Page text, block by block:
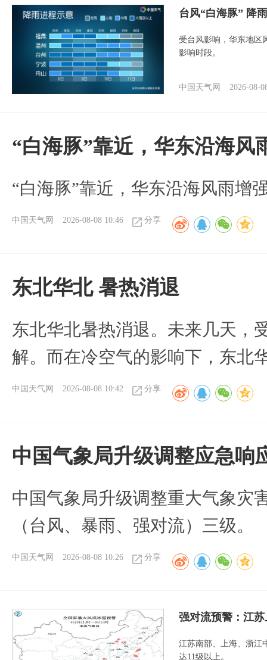
台风“白海豚” 降
受台风影响，华东地区
影响时段。
中国天气网 2026-08-
“白海豚”靠近，华东沿海风
“白海豚”靠近，华东沿海风雨增
中国天气网 2026-08-08 10:46 分享
​东北华北 暑热消退
东北华北暑热消退。未来几天，
解。而在冷空气的影响下，东北
中国天气网 2026-08-08 10:42 分享
中国气象局升级调整应急响
中国气象局升级调整重大气象灾
（台风、暴雨、强对流）三级。
中国天气网 2026-08-08 10:26 分享
强对流预警：江
江苏南部、上海、浙江
达11级以上。